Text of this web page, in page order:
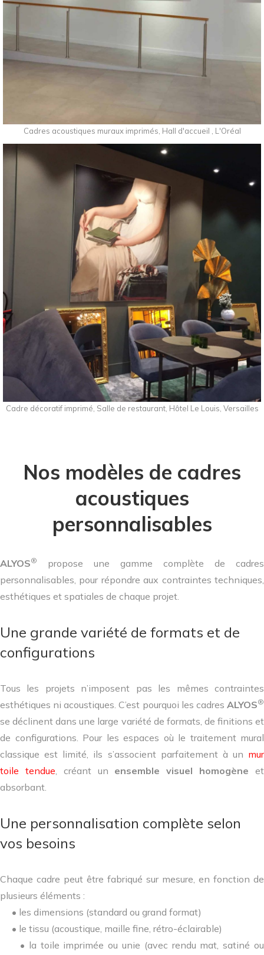
Cadres acoustiques muraux imprimés, Hall d'accueil , L'Oréal
Cadre décoratif imprimé, Salle de restaurant, Hôtel Le Louis, Versailles
Nos modèles de cadres
acoustiques
personnalisables
ALYOS®
propose une gamme complète de cadres
personnalisables, pour répondre aux contraintes techniques,
esthétiques et spatiales de chaque projet.
Une grande variété de formats et de
configurations
Tous les projets n’imposent pas les mêmes contraintes
esthétiques ni acoustiques. C’est pourquoi les cadres ALYOS®
se déclinent dans une large variété de formats, de finitions et
de configurations. Pour les espaces où le traitement mural
classique est limité, ils s’associent parfaitement à un mur
toile tendue, créant un ensemble visuel homogène et
absorbant.
Une personnalisation complète selon
vos besoins
Chaque cadre peut être fabriqué sur mesure, en fonction de
plusieurs éléments :
• les dimensions (standard ou grand format)
• le tissu (acoustique, maille fine, rétro-éclairable)
• la toile imprimée ou unie (avec rendu mat, satiné ou